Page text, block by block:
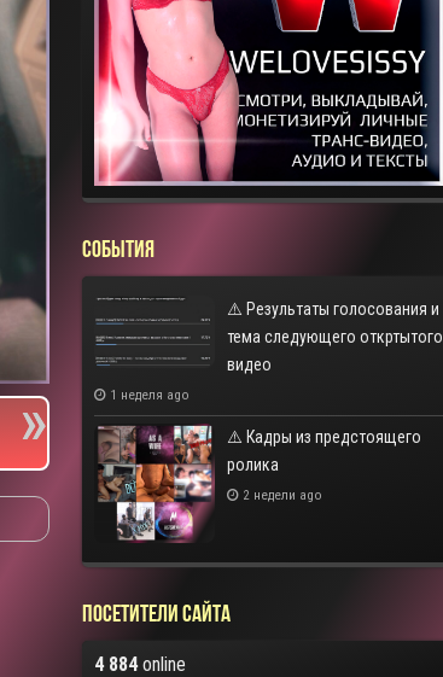
СОБЫТИЯ
⚠️ Результаты голосования и
тема следующего откртытого
видео
1 неделя ago
⚠️ Кадры из предстоящего
ролика
2 недели ago
Посетители сайта
4 884online